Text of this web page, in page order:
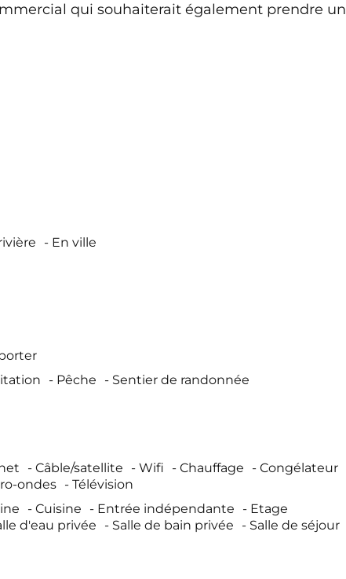
qui souhaiterait également prendre un
En ville
Pêche Sentier de randonnée
Câble/satellite Wifi Chauffage
Congélateur
ondes
Télévision
Cuisine Entrée indépendante
Etage
d'eau privée Salle de bain privée
Salle de séjour